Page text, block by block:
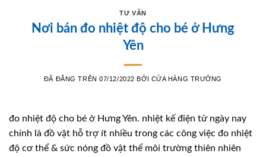
TƯ VẤN
Nơi bán đo nhiệt độ cho bé ở Hưng
Yên
ĐÃ ĐĂNG TRÊN07/12/2022 BỞI CỬA HÀNG TRƯỞNG
đo nhiệt độ cho bé ở Hưng Yên. nhiệt kế điện tử ngày nay
chính là đồ vật hỗ trợ ít nhiều trong các công việc đo nhiệt
độ cơ thể & sức nóng đồ vật thể môi trường thiên nhiên